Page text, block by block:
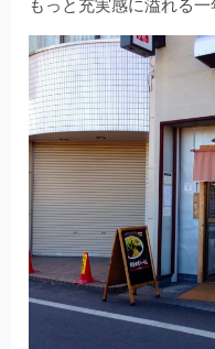
もっと充実感に溢れる